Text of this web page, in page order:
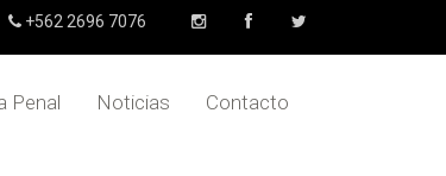
+562 2696 7076
Penal Noticias Contacto